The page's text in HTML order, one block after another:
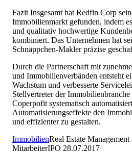
Fazit Insgesamt hat Redfin Corp
Immobilienmarkt gefunden, indem
und qualitativ hochwertige
kombiniert. Das Unternehmen hat
Schnäppchen-Makler präzise
Durch die Partnerschaft mit
und Immobilienverbänden entsteht
Wachstum und verbesserte
Stellvertreter der
Coperpofit systematisch
Automatisierungseffekte den
und effizienter zu gestalten.
ImmobilienReal Estate
MitarbeiterIPO 28.07.2017